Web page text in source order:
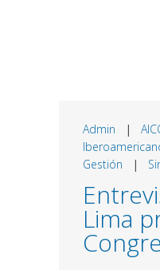
Admin |
Gestión |
Lima